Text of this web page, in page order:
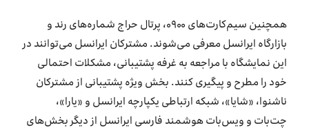
همچنین سیم‌کارت‌های ۰۹۰۰، پرتال حراج شماره‌های رند و
بازارگاه ایرانسل معرفی می‌شوند. مشترکان ایرانسل می‌توانند در
این نمایشگاه با مراجعه به غرفه پشتیبانی، مشکلات احتمالی
خود را مطرح و پیگیری کنند. بخش ویژه پشتیبانی از مشترکان
ناشنوا، «شایا»، شبکه ارتباطی یکپارچه ایرانسل و «یارا»،
چت‌بات و ویس‌بات هوشمند فارسی ایرانسل از دیگر بخش‌های